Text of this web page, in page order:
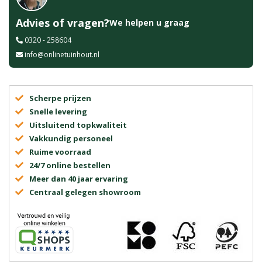
Advies of vragen?We helpen u graag
0320 - 258604
info@onlinetuinhout.nl
Scherpe prijzen
Snelle levering
Uitsluitend topkwaliteit
Vakkundig personeel
Ruime voorraad
24/7 online bestellen
Meer dan 40 jaar ervaring
Centraal gelegen showroom